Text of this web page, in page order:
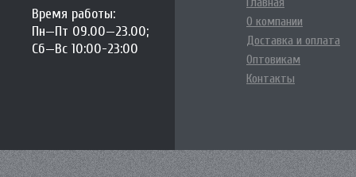
Время работы:
Пн—Пт 09.00—23.00;
Сб—Вс 10:00-23:00
О компании
Доставка и оплата
Оптовикам
Контакты